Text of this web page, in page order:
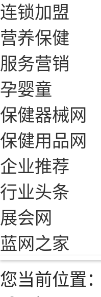
连锁加盟
营养保健
服务营销
孕婴童
保健器械网
保健用品网
企业推荐
行业头条
展会网
蓝网之家
您当前位置：